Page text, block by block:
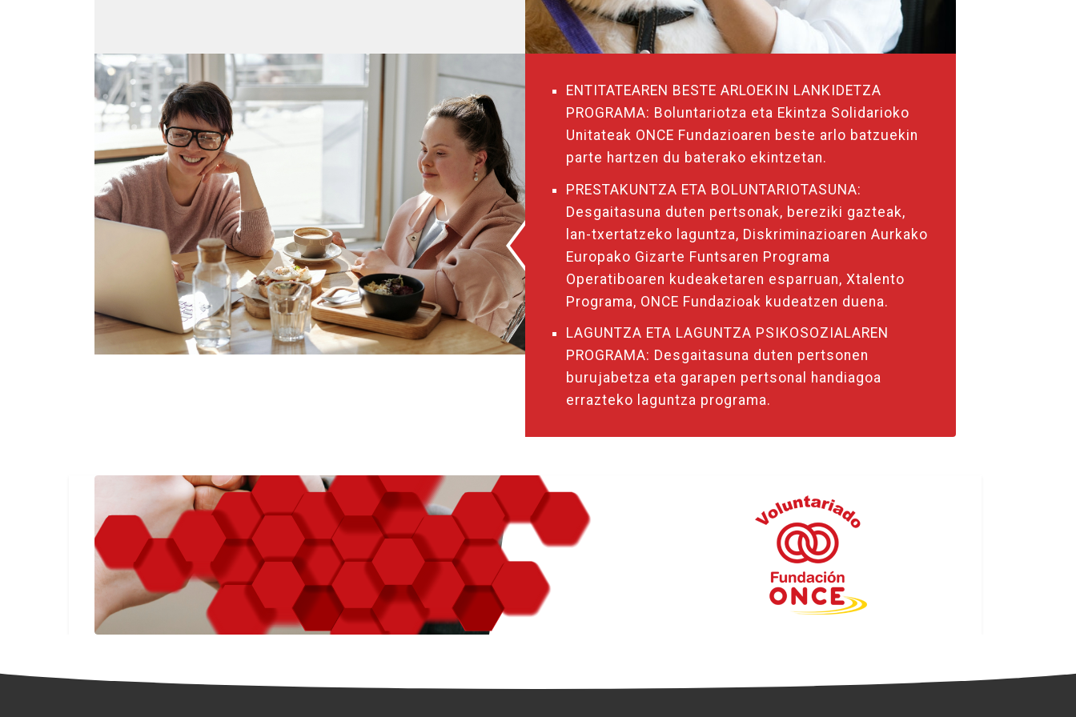
ENTITATEAREN BESTE ARLOEKIN LANKIDETZA
PROGRAMA: Boluntariotza eta Ekintza Solidarioko
Unitateak ONCE Fundazioaren beste arlo batzuekin
parte hartzen du baterako ekintzetan.
PRESTAKUNTZA ETA BOLUNTARIOTASUNA:
Desgaitasuna duten pertsonak, bereziki gazteak,
lan-txertatzeko laguntza, Diskriminazioaren Aurkako
Europako Gizarte Funtsaren Programa
Operatiboaren kudeaketaren esparruan, Xtalento
Programa, ONCE Fundazioak kudeatzen duena.
LAGUNTZA ETA LAGUNTZA PSIKOSOZIALAREN
PROGRAMA: Desgaitasuna duten pertsonen
burujabetza eta garapen pertsonal handiagoa
errazteko laguntza programa.
Irakurri gehiago ONCE Fundazioaren Boluntariotzari buruz